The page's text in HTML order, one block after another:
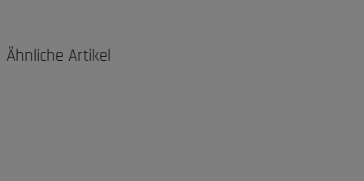
Ähnliche Artikel